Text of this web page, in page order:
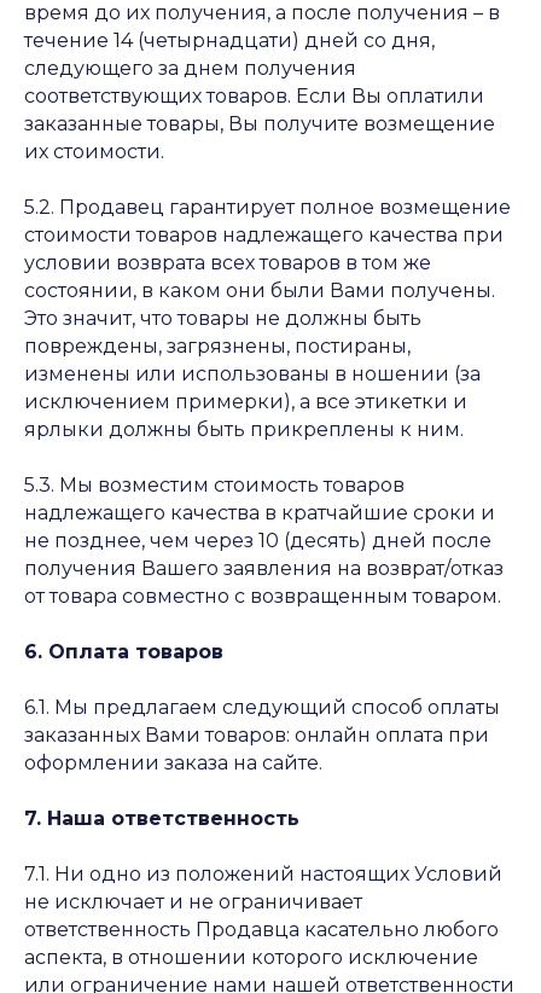
время до их получения, а после получения – в
течение 14 (четырнадцати) дней со дня,
следующего за днем получения
соответствующих товаров. Если Вы оплатили
заказанные товары, Вы получите возмещение
их стоимости.
5.2. Продавец гарантирует полное возмещение
стоимости товаров надлежащего качества при
условии возврата всех товаров в том же
состоянии, в каком они были Вами получены.
Это значит, что товары не должны быть
повреждены, загрязнены, постираны,
изменены или использованы в ношении (за
исключением примерки), а все этикетки и
ярлыки должны быть прикреплены к ним.
5.3. Мы возместим стоимость товаров
надлежащего качества в кратчайшие сроки и
не позднее, чем через 10 (десять) дней после
получения Вашего заявления на возврат/отказ
от товара совместно с возвращенным товаром.
6. Оплата товаров
6.1. Мы предлагаем следующий способ оплаты
заказанных Вами товаров: онлайн оплата при
оформлении заказа на сайте.
7. Наша ответственность
7.1. Ни одно из положений настоящих Условий
не исключает и не ограничивает
ответственность Продавца касательно любого
аспекта, в отношении которого исключение
или ограничение нами нашей ответственности